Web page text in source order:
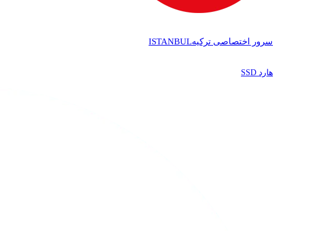
سرور اختصاصی ترکیهISTANBUL
هارد SSD